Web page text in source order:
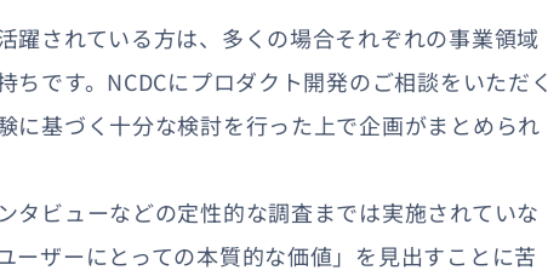
躍されている方は、多くの場合それぞれの事業領域
です。NCDCにプロダクト開発のご相談をいただく
に基づく十分な検討を行った上で企画がまとめられ
タビューなどの定性的な調査までは実施されていな
ーザーにとっての本質的な価値」を見出すことに苦